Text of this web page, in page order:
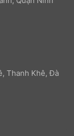
Thanh Khê, Đà